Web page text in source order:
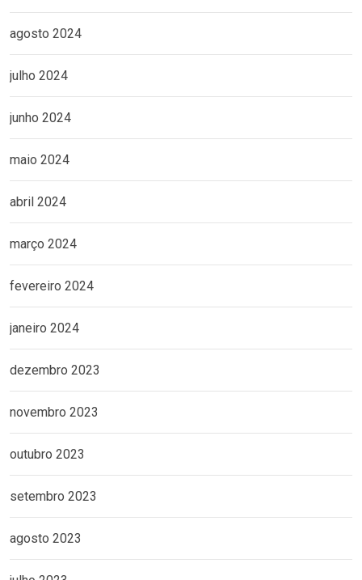
agosto 2024
julho 2024
junho 2024
maio 2024
abril 2024
março 2024
fevereiro 2024
janeiro 2024
dezembro 2023
novembro 2023
outubro 2023
setembro 2023
agosto 2023